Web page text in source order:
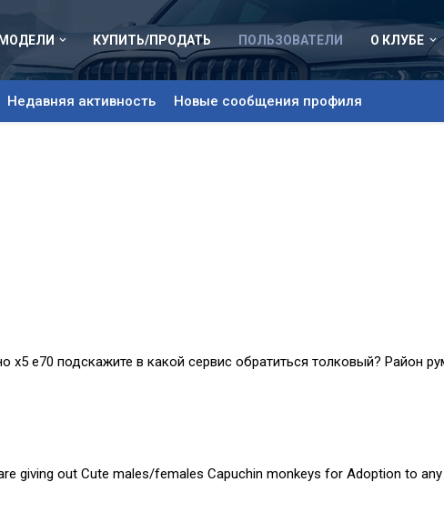
МОДЕЛИ КУПИТЬ/ПРОДАТЬ ПОЛЬЗОВАТЕЛИ
Недавняя активность Новые сообщения профиля
О КЛУБЕ
х5 е70 подскажите в какой сервис обратиться толковый? Район
giving out Cute males/females Capuchin monkeys for Adoption to